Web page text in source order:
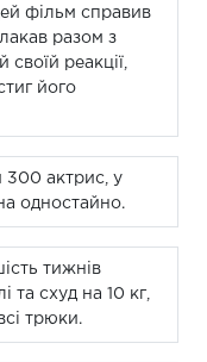
фільм справив
разом з
реакції,
його
300 актрис, у
одностайно.
тижнів
та схуд на 10 кг,
трюки.